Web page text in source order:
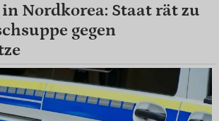
Nordkorea: Staat rät zu
gegen